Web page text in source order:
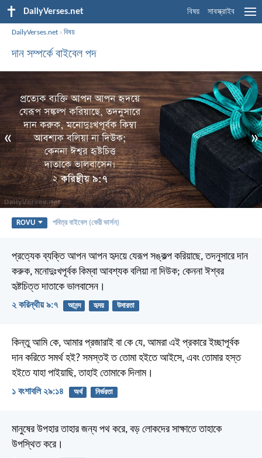
DailyVerses.net বিষয় সাবস্ক্রাইব
DailyVerses.net ›বিষয়
দান সম্পর্কে বাইবেল পদ
« »
ROVU পবিত্র বাইবেল (কেরী ভার্সন)
প্রত্যেক ব্যক্তি আপন আপন হৃদয়ে যেরূপ সঙ্কল্প করিয়াছে, তদনুসারে দান
করুক, মনোদুঃখপূর্বক কিম্বা আবশ্যক বলিয়া না দিউক; কেননা ঈশ্বর
হৃষ্টচিত্ত দাতাকে ভালবাসেন।
২ করিন্থীয় ৯:৭ আনন্দ হৃদয় উদারতা
কিন্তু আমি কে, আমার প্রজারাই বা কে যে, আমরা এই প্রকারে ইচ্ছাপূর্বক
দান করিতে সমর্থ হই? সমস্তই ত তোমা হইতে আইসে, এবং তোমার হস্ত
হইতে যাহা পাইয়াছি, তাহাই তোমাকে দিলাম।
১ বংশাবলি ২৯:১৪ অর্থ নির্ভরতা
মানুষের উপহার তাহার জন্য পথ করে, বড় লোকদের সাক্ষাতে তাহাকে
উপস্থিত করে।